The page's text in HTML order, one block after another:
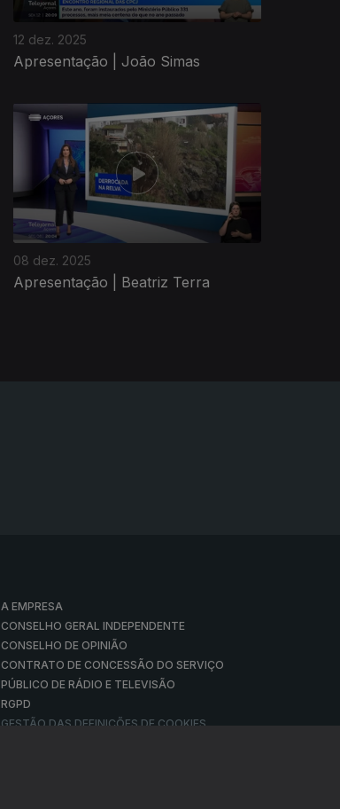
12 dez. 2025
Apresentação | João Simas
08 dez. 2025
Apresentação | Beatriz Terra
A EMPRESA
CONSELHO GERAL INDEPENDENTE
CONSELHO DE OPINIÃO
CONTRATO DE CONCESSÃO DO SERVIÇO
PÚBLICO DE RÁDIO E TELEVISÃO
RGPD
GESTÃO DAS DEFINIÇÕES DE COOKIES